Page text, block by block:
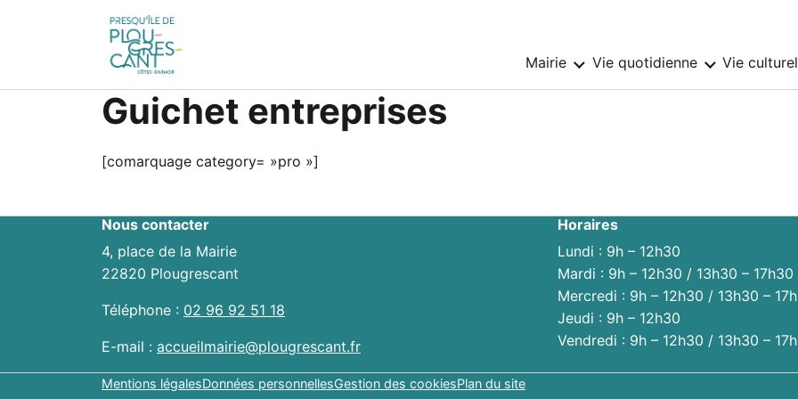
Mairie Sous-
:
Vie quotidienne Sous-
:
Vie
Guichet entreprises
[comarquage category= »pro »]
Nous contacter
4, place de la Mairie
22820 Plougrescant
Téléphone : 02 96 92 51 18
E-mail : accueilmairie@plougrescant.fr
Horaires
Lundi : 9h – 12h30
Mardi : 9h – 12h30 / 13h30 – 17h30
Mercredi : 9h – 12h30 / 13h30 –
Jeudi : 9h – 12h30
Vendredi : 9h – 12h30 / 13h30 –
Mentions légalesDonnées personnellesGestion des cookiesPlan du site